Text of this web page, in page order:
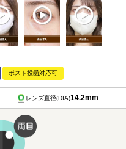
ポスト投函対応可
レンズ直径(DIA)14.2mm